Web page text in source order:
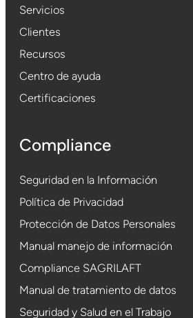
Servicios
Clientes
Recursos
Centro de ayuda
Certificaciones
Compliance
Seguridad en la Información
Política de Privacidad
Protección de Datos Personales
Manual manejo de información
Compliance SAGRILAFT
Manual de tratamiento de datos
Seguridad y Salud en el Trabajo